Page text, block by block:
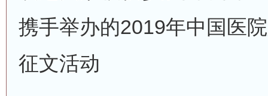
携手举办的2019年中国医
征文活动